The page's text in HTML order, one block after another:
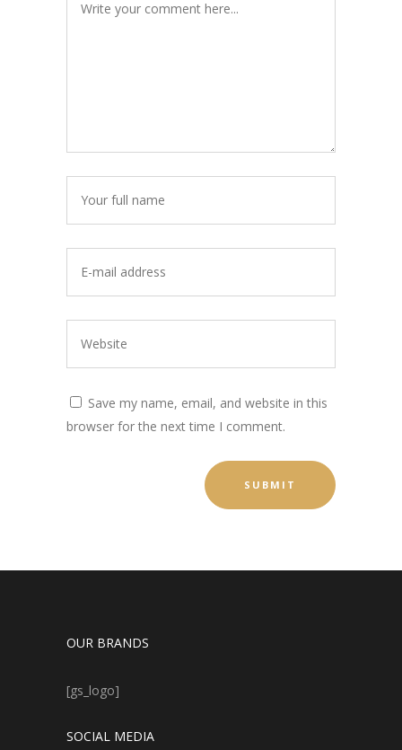
Save my name, email, and website in this
browser for the next time I comment.
OUR BRANDS
[gs_logo]
SOCIAL MEDIA